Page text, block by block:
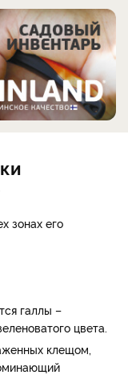
зонах его
галлы –
цвета.
клещом,